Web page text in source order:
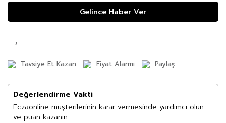
Gelince Haber Ver
Tavsiye Et Kazan Fiyat Alarmı Paylaş
Değerlendirme Vakti
Eczaonline müşterilerinin karar vermesinde yardımcı olun
ve puan kazanın